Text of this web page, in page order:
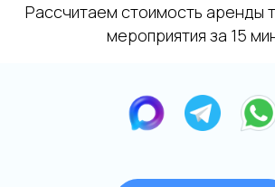
Рассчитаем стоимость аренды
мероприятия за 15